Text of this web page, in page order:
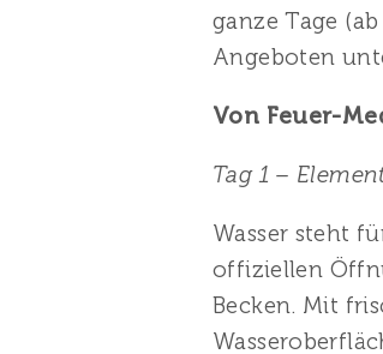
ganze Tage
Angeboten
Von Feuer-
Tag 1 –
Wasser steht
offiziellen
Becken. Mit